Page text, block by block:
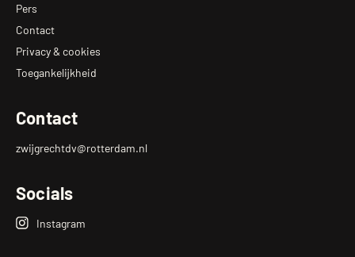
Pers
Contact
Privacy & cookies
Toegankelijkheid
Contact
zwijgrechtdv@rotterdam.nl
Socials
Zwijgrecht
Instagram